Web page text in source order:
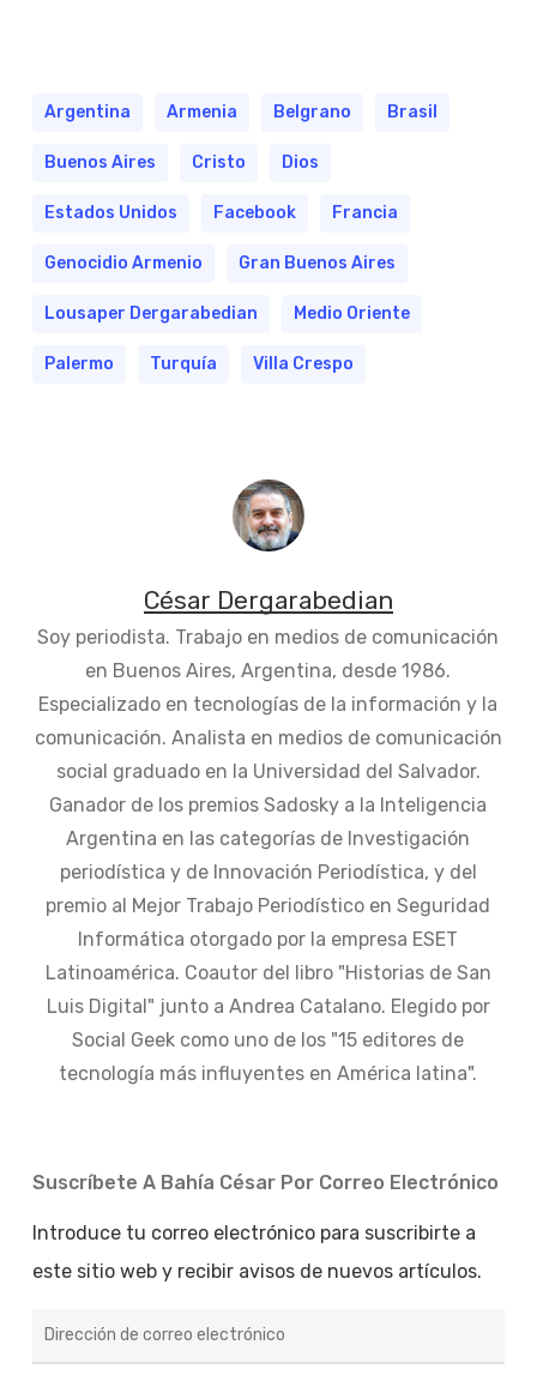
Argentina Armenia Belgrano Brasil
Buenos Aires Cristo Dios
Estados Unidos Facebook Francia
Genocidio Armenio Gran Buenos Aires
Lousaper Dergarabedian Medio Oriente
Palermo Turquía Villa Crespo
César Dergarabedian
Soy periodista. Trabajo en medios de comunicación
en Buenos Aires, Argentina, desde 1986.
Especializado en tecnologías de la información y la
comunicación. Analista en medios de comunicación
social graduado en la Universidad del Salvador.
Ganador de los premios Sadosky a la Inteligencia
Argentina en las categorías de Investigación
periodística y de Innovación Periodística, y del
premio al Mejor Trabajo Periodístico en Seguridad
Informática otorgado por la empresa ESET
Latinoamérica. Coautor del libro "Historias de San
Luis Digital" junto a Andrea Catalano. Elegido por
Social Geek como uno de los "15 editores de
tecnología más influyentes en América latina".
Suscríbete A Bahía César Por Correo Electrónico
Introduce tu correo electrónico para suscribirte a
este sitio web y recibir avisos de nuevos artículos.
de